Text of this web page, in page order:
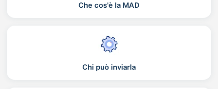
Che cos'è la MAD
Chi può inviarla